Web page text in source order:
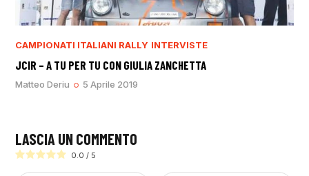
CAMPIONATI ITALIANI RALLY INTERVISTE
JCIR – A TU PER TU CON GIULIA ZANCHETTA
Matteo Deriu 5 Aprile 2019
LASCIA UN COMMENTO
0.0 / 5